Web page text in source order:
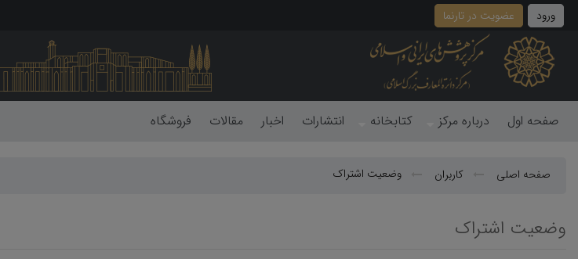
ورود عضویت در تارنما
صفحه اول درباره مرکز کتابخانه انتشارات اخبار مقالات فروشگاه
صفحه اصلی کاربران وضعیت اشتراک
وضعیت اشتراک